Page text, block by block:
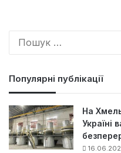
Популярні публікації
На
Україні